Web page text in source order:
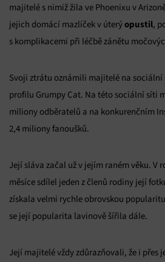
majitelé s nimiž žila ve Phoenixu v
jejich domácí mazlíček v úterýopustil,
s komplikacemi při léčbě zánětu
Svoji ztrátu oznámili majitelé na
profilu Grumpy Cat. Na této sociální síti
miliony odběratelů a na konkurenčním
2,4 miliony fanoušků.
Její sláva začal už v jejím raném věku. V
měsíce sdílel jeden z členů rodiny její
získala velmi rychle obrovskou
se její popularita lavinově šířila dále.
Její majitelé vždy zdůrazňovali, že i přes